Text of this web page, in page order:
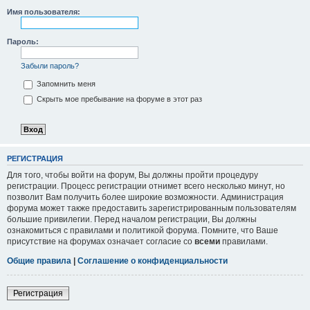
Имя пользователя:
Пароль:
Забыли пароль?
Запомнить меня
Скрыть мое пребывание на форуме в этот раз
РЕГИСТРАЦИЯ
Для того, чтобы войти на форум, Вы должны пройти процедуру
регистрации. Процесс регистрации отнимет всего несколько минут, но
позволит Вам получить более широкие возможности. Администрация
форума может также предоставить зарегистрированным пользователям
большие привилегии. Перед началом регистрации, Вы должны
ознакомиться с правилами и политикой форума. Помните, что Ваше
присутствие на форумах означает согласие со всеми правилами.
Общие правила | Соглашение о конфиденциальности
Регистрация